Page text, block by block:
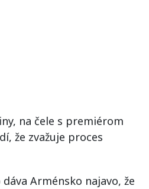
na čele s premiérom
že zvažuje proces
Arménsko najavo, že